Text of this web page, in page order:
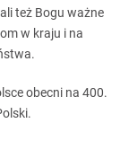
też Bogu ważne
w kraju i na
obecni na 400.